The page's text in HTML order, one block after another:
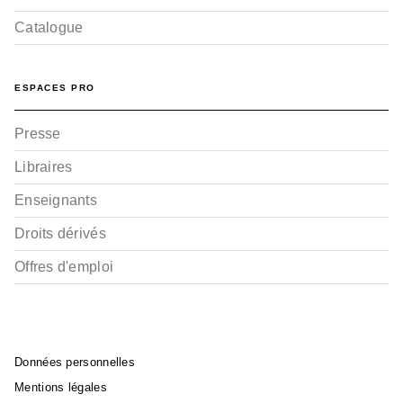
The Ghost in the shell -
Shirow Masamune
Catalogue
ESPACES PRO
Presse
Libraires
Enseignants
Droits dérivés
Offres d'emploi
Données personnelles
Mentions légales